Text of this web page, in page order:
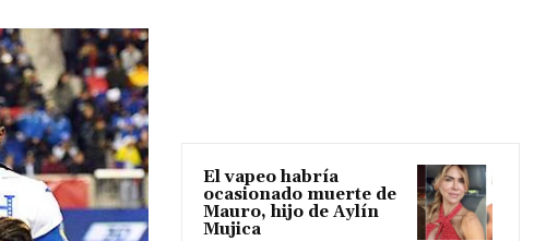
El vapeo habría
ocasionado muerte de
Mauro, hijo de Aylín
Mujica